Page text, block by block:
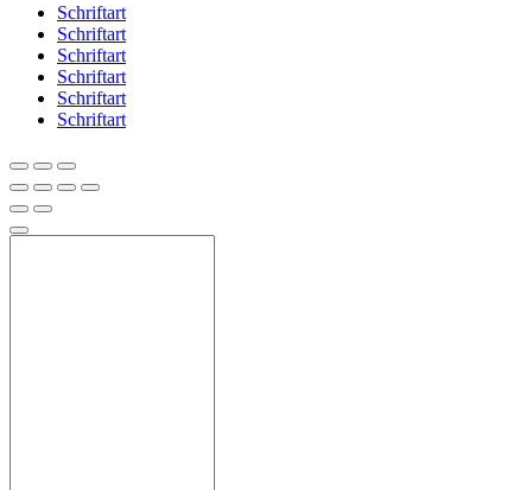
Schriftart
Schriftart
Schriftart
Schriftart
Schriftart
Schriftart